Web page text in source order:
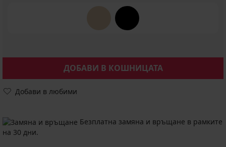
ДОБАВИ В КОШНИЦАТА
Добави в любими
Безплатна замяна и връщане в рамките
на 30 дни.